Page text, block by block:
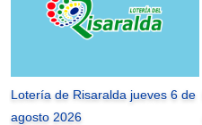
Lotería de Risaralda jueves 6 de
agosto 2026